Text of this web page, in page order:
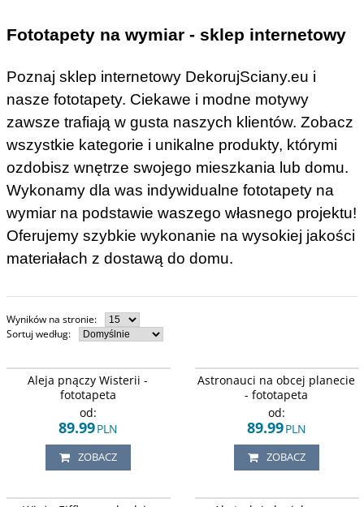
Fototapety na wymiar - sklep internetowy
Poznaj sklep internetowy DekorujSciany.eu i
nasze fototapety. Ciekawe i modne motywy
zawsze trafiają w gusta naszych klientów. Zobacz
wszystkie kategorie i unikalne produkty, którymi
ozdobisz wnętrze swojego mieszkania lub domu.
Wykonamy dla was indywidualne fototapety na
wymiar na podstawie waszego własnego projektu!
Oferujemy szybkie wykonanie na wysokiej jakości
materiałach z dostawą do domu.
Wyników na stronie:
Sortuj według:
Widok alei wzdłuż, której rosną
pnącza Wisterii Glicyni w kolorze
fioletowym.
Aleja pnączy Wisterii -
fototapeta
od:
89.99PLN
ZOBACZ
Motyw kosmosu. Dwóch małych
astronautów spacerujących po
obcej planecie na tle z Księżycem i
lecącą rakietą kosmiczną.
Astronauci na obcej planecie
- fototapeta
od:
89.99PLN
ZOBACZ
Widok na wieżę Eiffla górującą nad
Widok na ptaki lecące nad jeziorem